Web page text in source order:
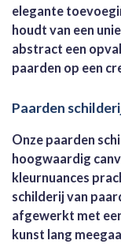
elegante
houdt van een
abstract een
paarden op een
Paarden
Onze paarden
hoogwaardig
kleurnuances
schilderij van
afgewerkt met
kunst lang